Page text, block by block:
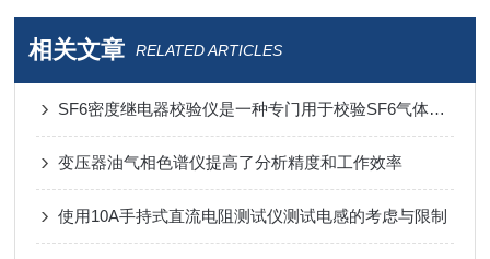
相关文章 RELATED ARTICLES
SF6密度继电器校验仪是一种专门用于校验SF6气体密度继电器的设备
变压器油气相色谱仪提高了分析精度和工作效率
使用10A手持式直流电阻测试仪测试电感的考虑与限制